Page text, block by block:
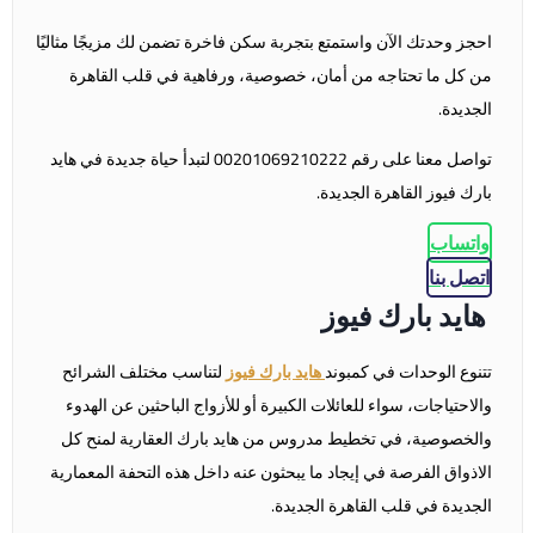
احجز وحدتك الآن واستمتع بتجربة سكن فاخرة تضمن لك مزيجًا مثاليًا
من كل ما تحتاجه من أمان، خصوصية، ورفاهية في قلب القاهرة
الجديدة.
تواصل معنا على رقم 00201069210222 لتبدأ حياة جديدة في هايد
بارك فيوز القاهرة الجديدة.
واتساب
اتصل بنا
هايد بارك فيوز
تتنوع الوحدات في كمبوندهايد بارك فيوزلتناسب مختلف الشرائح
والاحتياجات، سواء للعائلات الكبيرة أو للأزواج الباحثين عن الهدوء
والخصوصية، في تخطيط مدروس من هايد بارك العقارية لمنح كل
الاذواق الفرصة في إيجاد ما يبحثون عنه داخل هذه التحفة المعمارية
الجديدة في قلب القاهرة الجديدة.